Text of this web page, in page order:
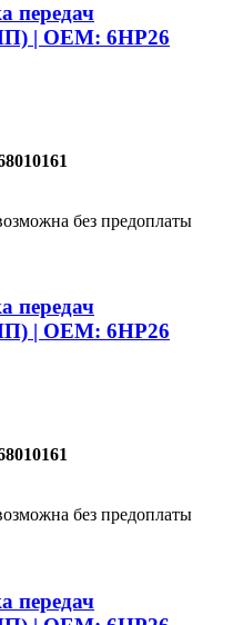
передач
| OEM: 6HP26
без предоплаты
передач
| OEM: 6HP26
без предоплаты
передач